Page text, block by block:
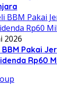
2026
Pakai
Rp60